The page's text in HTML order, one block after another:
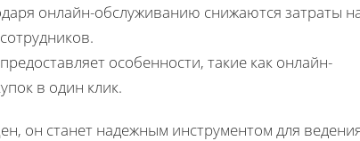
онлайн-обслуживанию снижаются затраты
особенности, такие как онлайн-
в один клик.
он станет надежным инструментом для